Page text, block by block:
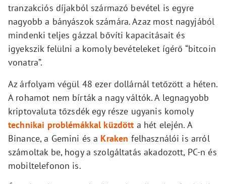
tranzakciós díjakból származó bevétel is egyre
nagyobb a bányászok számára. Azaz most nagyjából
mindenki teljes gázzal bővíti kapacitásait és
igyekszik felülni a komoly bevételeket ígérő “bitcoin
vonatra”.
Az árfolyam végül 48 ezer dollárnál tetőzött a héten.
A rohamot nem bírták a nagy váltók. A legnagyobb
kriptovaluta tőzsdék egy része ugyanis komoly
technikai problémákkal küzdött a hét elején. A
Binance, a Gemini és a Kraken felhasználói is arról
számoltak be, hogy a szolgáltatás akadozott, PC-n és
mobiltelefonon is.